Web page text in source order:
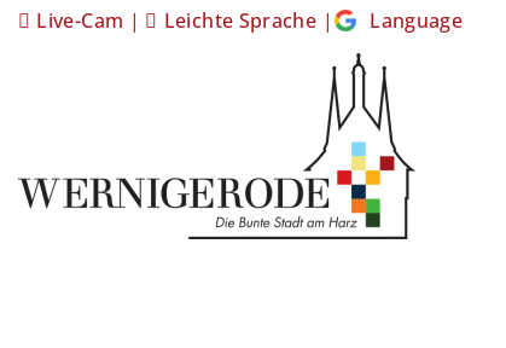
Live-Cam | Leichte Sprache | Language